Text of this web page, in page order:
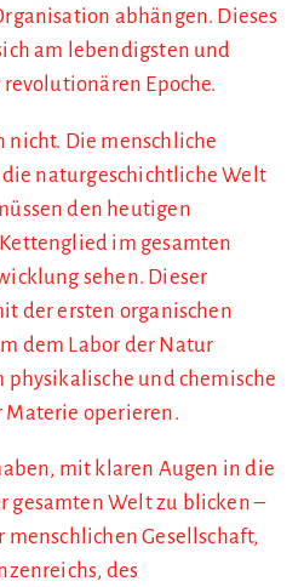
abhängen. Dieses
am lebendigsten und
Epoche.
nicht. Die menschliche
naturgeschichtliche Welt
den heutigen
im gesamten
sehen. Dieser
der ersten organischen
dem Labor der Natur
und chemische
Materie operieren.
mit klaren Augen in die
gesamten Welt zu blicken –
menschlichen Gesellschaft,
des